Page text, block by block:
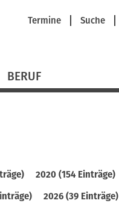
Navigation
Termine Suche
BERUF
2020 (154 Einträge)
2026 (39 Einträge)